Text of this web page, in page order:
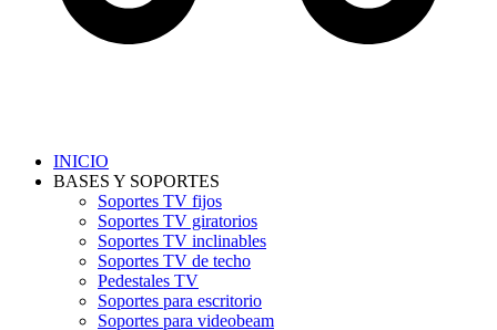
INICIO
BASES Y SOPORTES
Soportes TV fijos
Soportes TV giratorios
Soportes TV inclinables
Soportes TV de techo
Pedestales TV
Soportes para escritorio
Soportes para videobeam